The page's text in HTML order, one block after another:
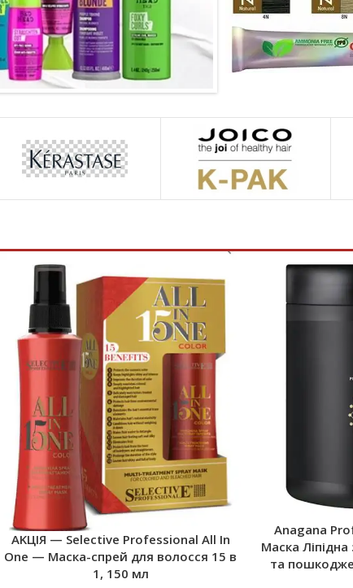
AKЦІЯ — Selective Professional All In
One — Маска-спрей для волосся 15 в
1, 150 мл
Anagana
Маска
та